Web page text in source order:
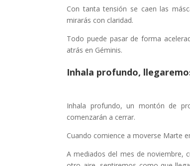
Con tanta tensión se caen las
mirarás con claridad.
Todo puede pasar de forma
atrás en Géminis.
Inhala profundo,
Inhala profundo, un montón de
comenzarán a cerrar.
Cuando comience a moverse Marte
A mediados del mes de noviembre,